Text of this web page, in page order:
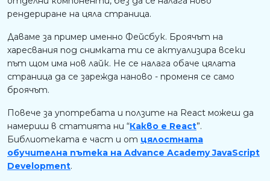
рендериране на цяла страница.
Даваме за пример именно Фейсбук. Броячът на
харесвания под снимката ти се актуализира всеки
път щом има нов лайк. Не се налага обаче цялата
страница да се зарежда наново - променя се само
броячът.
Повече за употребата и ползите на React можеш да
намериш в статията ни “Какво е React”.
Библиотеката е част и от цялостната
обучителна пътека на Advance Academy JavaScript
Development.